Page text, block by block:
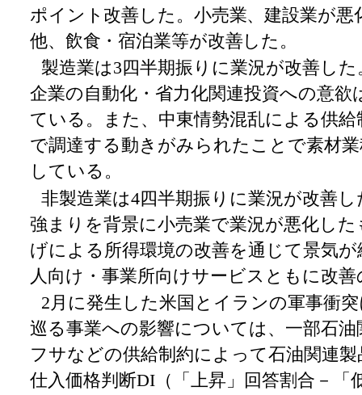
ポイント改善した。小売業、建設業が
他、飲食・宿泊業等が改善した。
製造業は3四半期振りに業況が改善し
企業の自動化・省力化関連投資への意
ている。また、中東情勢混乱による供
で調達する動きがみられたことで素材
している。
非製造業は4四半期振りに業況が改善
強まりを背景に小売業で業況が悪化し
げによる所得環境の改善を通じて景気
人向け・事業所向けサービスともに改
2月に発生した米国とイランの軍事衝
巡る事業への影響については、一部石
フサなどの供給制約によって石油関連
仕入価格判断DI（「上昇」回答割合－「